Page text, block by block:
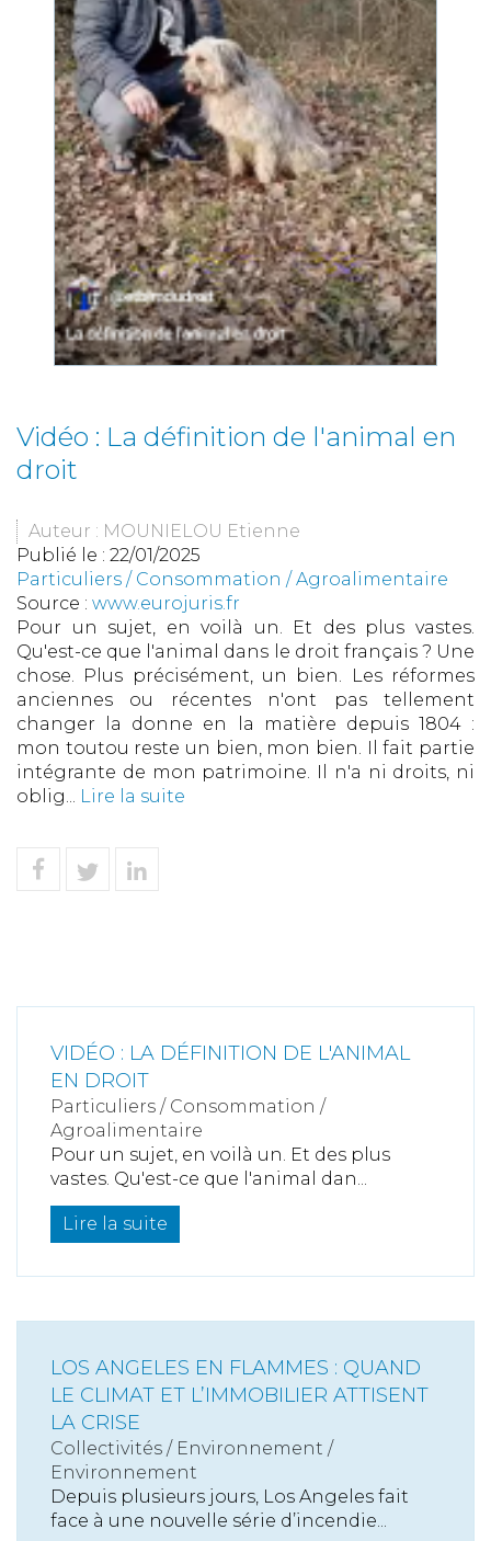
Vidéo : La définition de l'animal en
droit
Auteur : MOUNIELOU Etienne
Publié le : 22/01/2025
Particuliers / Consommation / Agroalimentaire
Source : www.eurojuris.fr
Pour un sujet, en voilà un. Et des plus vastes.
Qu'est-ce que l'animal dans le droit français ? Une
chose. Plus précisément, un bien. Les réformes
anciennes ou récentes n'ont pas tellement
changer la donne en la matière depuis 1804 :
mon toutou reste un bien, mon bien. Il fait partie
intégrante de mon patrimoine. Il n'a ni droits, ni
oblig... Lire la suite
VIDÉO : LA DÉFINITION DE L'ANIMAL
EN DROIT
Particuliers / Consommation /
Agroalimentaire
Pour un sujet, en voilà un. Et des plus
vastes. Qu'est-ce que l'animal dan...
Lire la suite
LOS ANGELES EN FLAMMES : QUAND
LE CLIMAT ET L’IMMOBILIER ATTISENT
LA CRISE
Collectivités / Environnement /
Environnement
Depuis plusieurs jours, Los Angeles fait
face à une nouvelle série d’incendie...